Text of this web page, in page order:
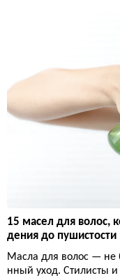
15 масел для волос,
дения до пушистости
Масла для волос — не
нный уход. Стилисты